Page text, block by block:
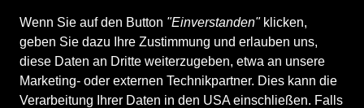
Wenn Sie auf den Button "Einverstanden"klicken,
geben Sie dazu Ihre Zustimmung und erlauben uns,
diese Daten an Dritte weiterzugeben, etwa an unsere
Marketing- oder externen Technikpartner. Dies kann die
Verarbeitung Ihrer Daten in den USA einschließen. Falls
1.973 Produkte